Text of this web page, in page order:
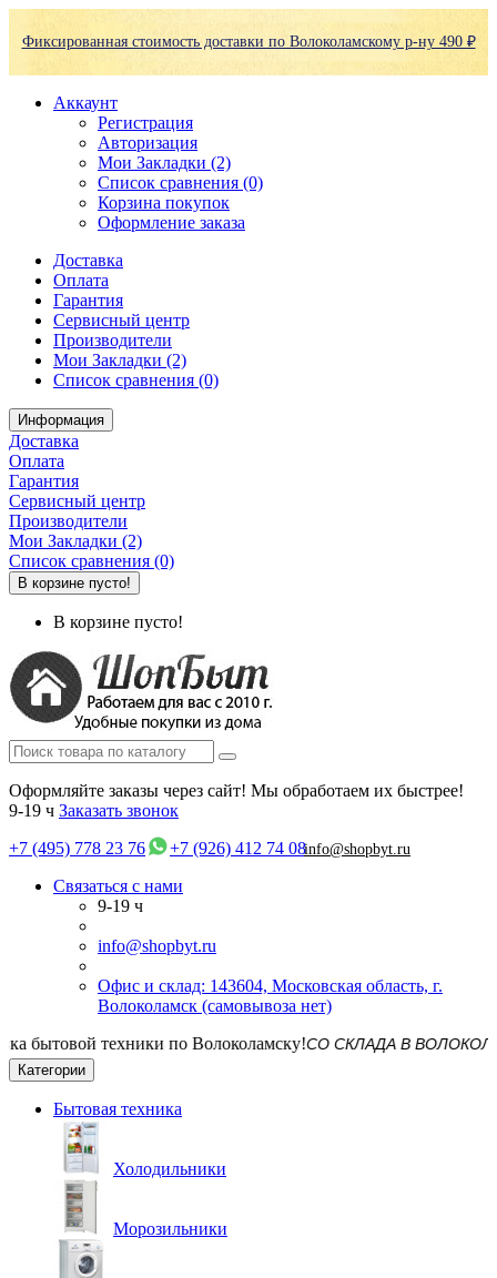
Фиксированная стоимость доставки по Волоколамскому р-ну 490 ₽
Аккаунт
Регистрация
Авторизация
Мои Закладки (2)
Список сравнения (0)
Корзина покупок
Оформление заказа
Доставка
Оплата
Гарантия
Сервисный центр
Производители
Мои Закладки (2)
Список сравнения (0)
Информация
Доставка
Оплата
Гарантия
Сервисный центр
Производители
Мои Закладки (2)
Список сравнения (0)
В корзине пусто!
В корзине пусто!
Оформляйте заказы через сайт! Мы обработаем их быстрее!
9-19 ч Заказать звонок
+7 (495) 778 23 76
+7 (926) 412 74 08info@shopbyt.ru
Связаться с нами
9-19 ч
info@shopbyt.ru
Офис и склад: 143604, Московская область, г.
Волоколамск (самовывоза нет)
СО СКЛАДА В ВОЛОКОЛАМСКЕ!
Категории
Бытовая техника
Холодильники
Морозильники